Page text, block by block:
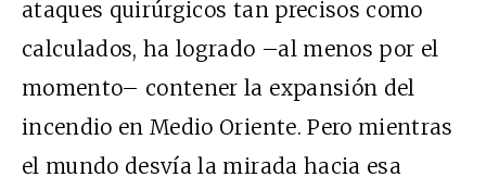
ataques quirúrgicos tan precisos como
calculados, ha logrado –al menos por el
momento– contener la expansión del
incendio en Medio Oriente. Pero mientras
el mundo desvía la mirada hacia esa